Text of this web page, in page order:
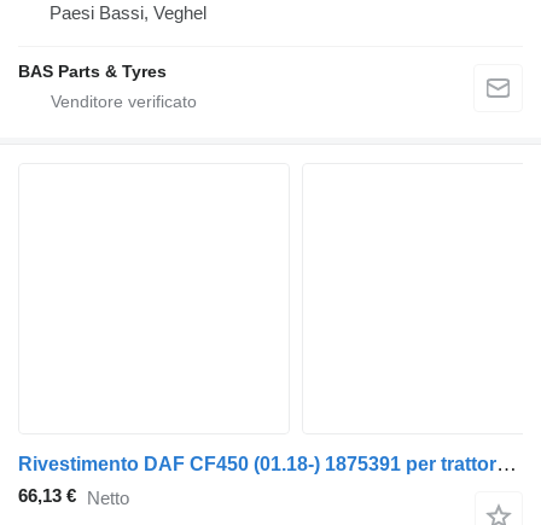
Paesi Bassi, Veghel
BAS Parts & Tyres
Rivestimento DAF CF450 (01.18-) 1875391 per trattore stradale DAF CF450, CF460 (2017-)
66,13 € Netto